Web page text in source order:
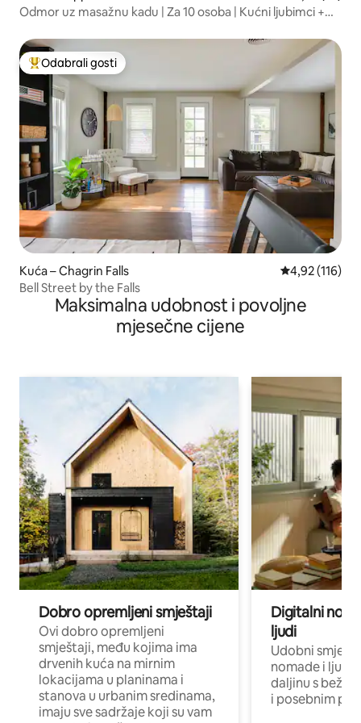
Odmor uz masažnu kadu | Za 10 osoba | Kućni ljubimci +
Među najviše rangiranima s oznakom „Odabrali gosti”
Odabrali gosti
Kuća – Chagrin Falls Prosječna
4,92 (116)
Bell Street by the Falls
Maksimalna udobnost i povoljne
mjesečne cijene
Dobro opremljeni smještaji
Ovi dobro opremljeni
smještaji, među kojima ima
drvenih kuća na mirnim
lokacijama u planinama i
stanova u urbanim sredinama,
imaju sve sadržaje koji su vam
Digitalni
ljudi
Udobni
nomade i ljude
daljinu s
i posebnim